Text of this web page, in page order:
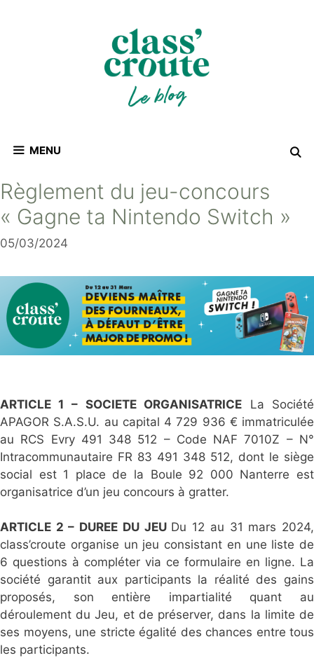
MENU
Règlement du jeu-concours
« Gagne ta Nintendo Switch »
05/03/2024
ARTICLE 1 – SOCIETE ORGANISATRICE La Société
APAGOR S.A.S.U. au capital 4 729 936 € immatriculée
au RCS Evry 491 348 512 – Code NAF 7010Z – N°
Intracommunautaire FR 83 491 348 512, dont le siège
social est 1 place de la Boule 92 000 Nanterre est
organisatrice d’un jeu concours à gratter.
ARTICLE 2 – DUREE DU JEU Du 12 au 31 mars 2024,
class’croute organise un jeu consistant en une liste de
6 questions à compléter via ce formulaire en ligne. La
société garantit aux participants la réalité des gains
proposés, son entière impartialité quant au
déroulement du Jeu, et de préserver, dans la limite de
ses moyens, une stricte égalité des chances entre tous
les participants.